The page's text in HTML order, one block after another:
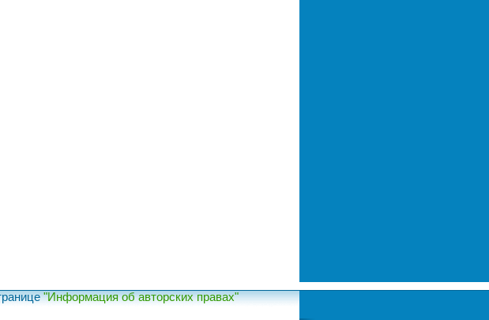
"Информация об авторских правах"